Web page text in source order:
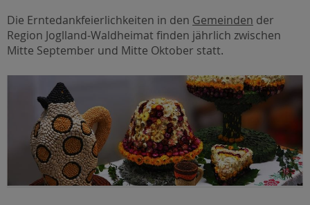
Die Erntedankfeierlichkeiten in den Gemeinden der
Region Joglland-Waldheimat finden jährlich zwischen
Mitte September und Mitte Oktober statt.